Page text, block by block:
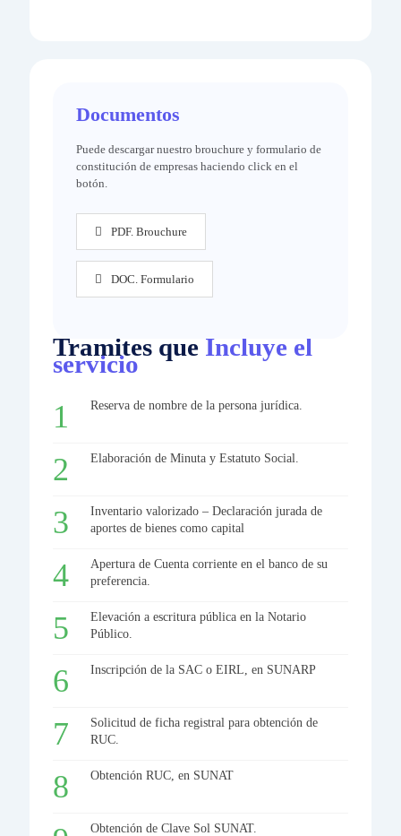
Documentos
Puede descargar nuestro brouchure y formulario de
constitución de empresas haciendo click en el
botón.
PDF. Brouchure
DOC. Formulario
Tramites que Incluye el
servicio
Reserva de nombre de la persona jurídica.
Elaboración de Minuta y Estatuto Social.
Inventario valorizado – Declaración jurada de
aportes de bienes como capital
Apertura de Cuenta corriente en el banco de su
preferencia.
Elevación a escritura pública en la Notario
Público.
Inscripción de la SAC o EIRL, en SUNARP
Solicitud de ficha registral para obtención de
RUC.
Obtención RUC, en SUNAT
Obtención de Clave Sol SUNAT.